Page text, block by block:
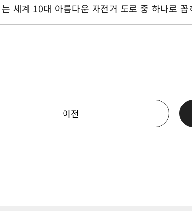
세계 10대 아름다운 자전거 도로 중 하나로
이전